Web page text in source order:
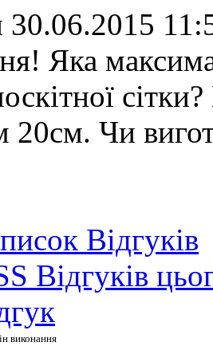
30.06.2015
Яка
Чи
Відгуків
Відгуків
виконання